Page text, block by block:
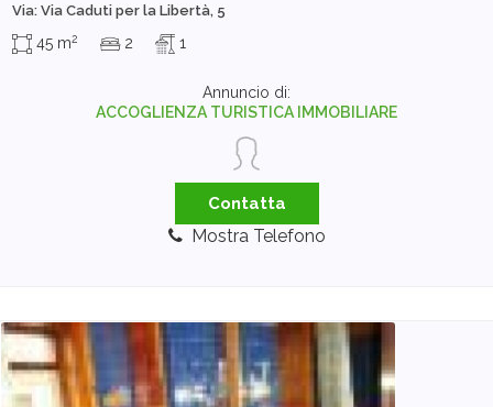
Via: Via Caduti per la Libertà, 5
45 m2 2 1
Annuncio di:
ACCOGLIENZA TURISTICA IMMOBILIARE
Contatta
Mostra Telefono